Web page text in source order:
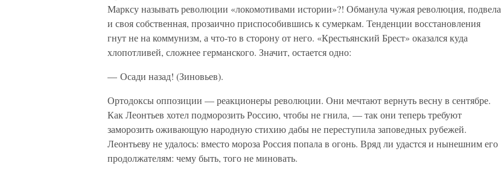
Марксу называть революции «локомотивами истории»?! Обманула чужая революция, подвела
и своя собственная, прозаично приспособившись к сумеркам. Тенденции восстановления
гнут не на коммунизм, а что-то в сторону от него. «Крестьянский Брест» оказался куда
хлопотливей, сложнее германского. Значит, остается одно:
— Осади назад! (Зиновьев).
Ортодоксы оппозиции — реакционеры революции. Они мечтают вернуть весну в сентябре.
Как Леонтьев хотел подморозить Россию, чтобы не гнила, — так они теперь требуют
заморозить оживающую народную стихию дабы не переступила заповедных рубежей.
Леонтьеву не удалось: вместо мороза Россия попала в огонь. Вряд ли удастся и нынешним его
продолжателям: чему быть, того не миновать.